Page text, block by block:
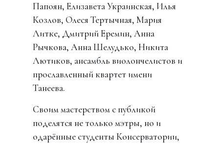
Папоян, Елизавета Украинская, Илья
Козлов, Олеся Тертычная, Мария
Литке, Дмитрий Еремин, Анна
Рычкова, Анна Шелудько, Никита
Лютиков, ансамбль виолончелистов и
прославленный квартет имени
Танеева.
Своим мастерством с публикой
поделятся не только мэтры, но и
одарённые студенты Консерватории,